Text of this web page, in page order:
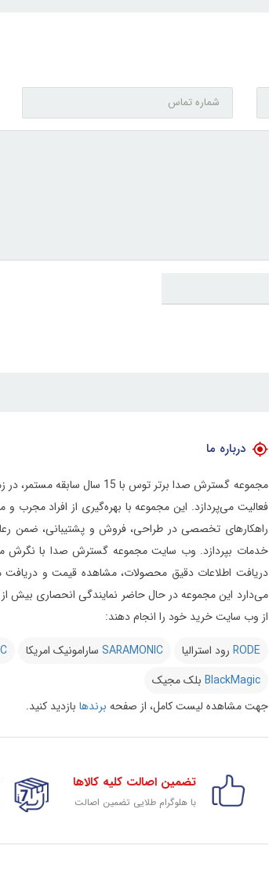
درباره ما
مجموعه گسترش صدا برتر توس
فعالیت می‌پردازد.
راهکارهای تخصصی در طراحی، فروش و پشتیبانی، ضمن
خدمات بپردازد. وب سایت مجموعه گسترش صدا با نگرش
دریافت اطلاعات دقیق محصولات، مشاهده قیمت و دریافت
از وب سایت خرید خود را انجام دهند:
RODE رود استرالیا SARAMONIC سارامونیک امریکا
BlackMagic بلک مجیک
جهت مشاهده لیست کامل، از صفحه برندها بازدید کنید.
تضمین اصالت کلیه کالاها
با هلوگرام طلایی تضمین اصالت